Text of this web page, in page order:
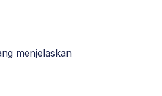
menjelaskan